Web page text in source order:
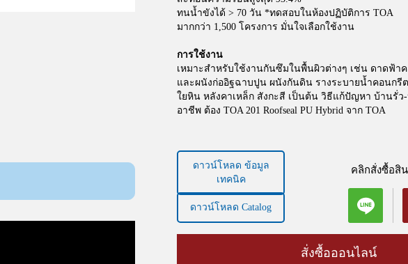
ทนน้ำขังได้ > 70 วัน *ทดสอบในห้องปฏิบัติการ TOA
มากกว่า 1,500 โครงการ มั่นใจเลือกใช้งาน
การใช้งาน​
เหมาะสำหรับใช้งานกันซึมในพื้นผิวต่างๆ เช่น ดาดฟ้า
และผนังก่ออิฐฉาบปูน ผนังกันดิน รางระบายน้ำคอนกรีต
ใยหิน หลังคาเหล็ก สังกะสี เป็นต้น วิธีแก้ปัญหา บ้านรั่ว-
อาชีพ ต้อง TOA 201 Roofseal PU Hybrid จาก TOA
คลิกสั่งซื้อสิ
ดาวน์โหลด Catalog
ดาวน์โหลด ข้อมูล
เทคนิค
สั่งซื้อออนไลน์